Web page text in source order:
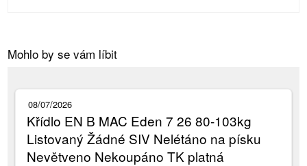
Mohlo by se vám líbit
08/07/2026
Křídlo EN B MAC Eden 7 26 80-103kg
Listovaný Žádné SIV Nelétáno na písku
Nevětveno Nekoupáno TK platná